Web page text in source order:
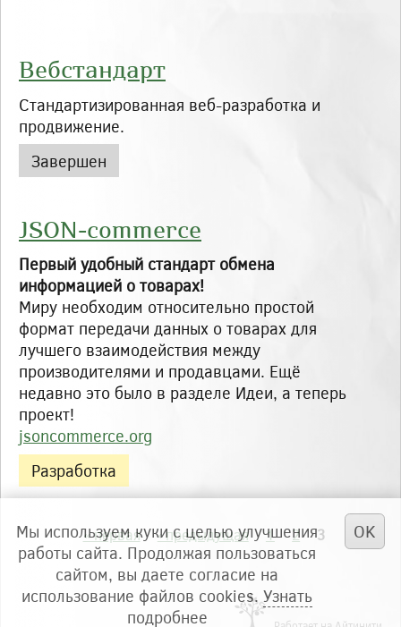
Вебстандарт
Стандартизированная веб-разработка и
продвижение.
Статус
Завершен
JSON-commerce
Первый удобный стандарт обмена
информацией о товарах!
Миру необходим относительно простой
формат передачи данных о товарах для
лучшего взаимодействия между
производителями и продавцами. Ещё
недавно это было в разделе Идеи, а теперь
проект!
jsoncommerce.org
Статус
Разработка
Страницы
« первая ‹ предыдущая 1 2 3
Мы используем куки с целью улучшения
работы сайта. Продолжая пользоваться
сайтом, вы даете согласие на
использование файлов cookies.Узнать
подробнее
OK